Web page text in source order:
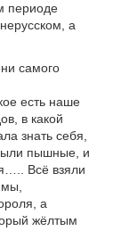
периоде
а
самого
есть наше
в какой
знать себя,
пышные, и
Всё взяли
мы,
а
жёлтым